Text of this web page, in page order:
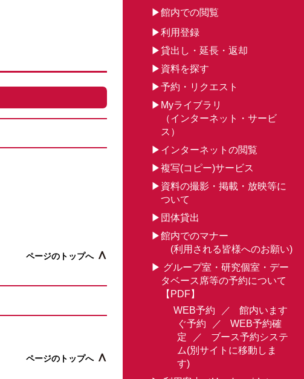
ページのトップへ
ページのトップへ
館内での閲覧
利用登録
貸出し・延長・返却
資料を探す
予約・リクエスト
Myライブラリ
（インターネット・サービ
ス）
インターネットの閲覧
複写(コピー)サービス
資料の撮影・掲載・放映等に
ついて
団体貸出
館内でのマナー
(利用される皆様へのお願い)
グループ室・研究個室・デー
タベース席等の予約について
【PDF】
WEB予約
／
館内います
ぐ予約
／
WEB予約確
定
／
ブース予約システ
ム(別サイトに移動しま
す)